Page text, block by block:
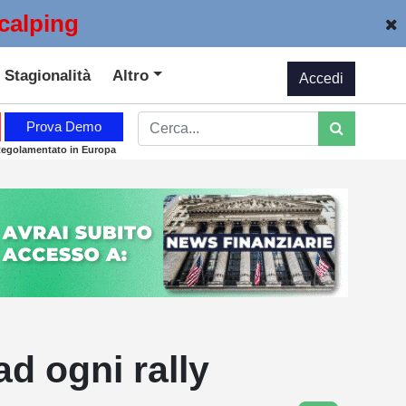
Stagionalità Altro Accedi
Prova Demo
in Europa
ogni rally